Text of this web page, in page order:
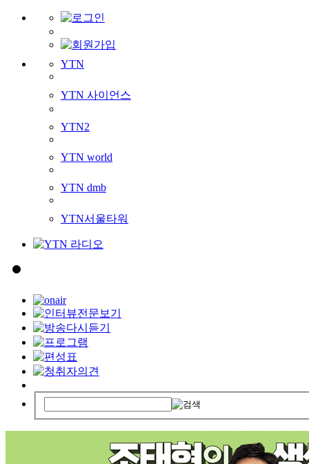
YTN
YTN 사이언스
YTN2
YTN world
YTN dmb
YTN서울타워